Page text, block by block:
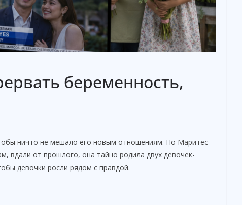
беременность,
ничто не мешало его новым отношениям. Но Маритес
вдали от прошлого, она тайно родила двух девочек-
девочки росли рядом с правдой.